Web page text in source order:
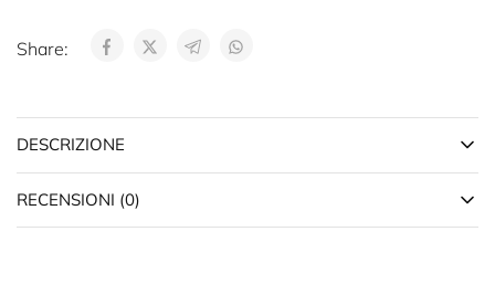
Share:
DESCRIZIONE
RECENSIONI (0)